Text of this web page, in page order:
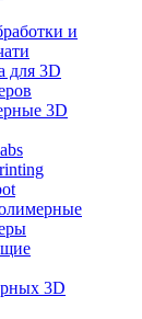
и
для 3D
3D
3D